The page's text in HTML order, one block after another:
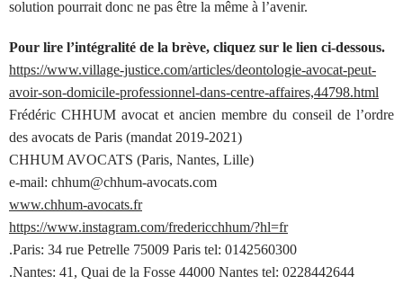
solution pourrait donc ne pas être la même à l’avenir.
Pour lire l’intégralité de la brève, cliquez sur le lien ci-dessous.
https://www.village-justice.com/articles/deontologie-avocat-peut-
avoir-son-domicile-professionnel-dans-centre-affaires,44798.html
Frédéric CHHUM avocat et ancien membre du conseil de l’ordre
des avocats de Paris (mandat 2019-2021)
CHHUM AVOCATS (Paris, Nantes, Lille)
e-mail: chhum@chhum-avocats.com
www.chhum-avocats.fr
https://www.instagram.com/fredericchhum/?hl=fr
.Paris: 34 rue Petrelle 75009 Paris tel: 0142560300
.Nantes: 41, Quai de la Fosse 44000 Nantes tel: 0228442644